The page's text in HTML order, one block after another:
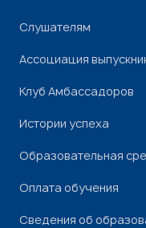
Слушателям
Ассоциация
Клуб Амбассадоров
Истории успеха
Образовательная
Оплата обучения
Сведения об